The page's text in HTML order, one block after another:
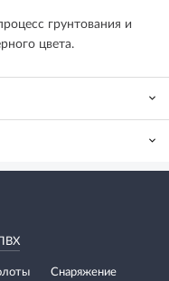
грунтования и
цвета.
Снаряжение